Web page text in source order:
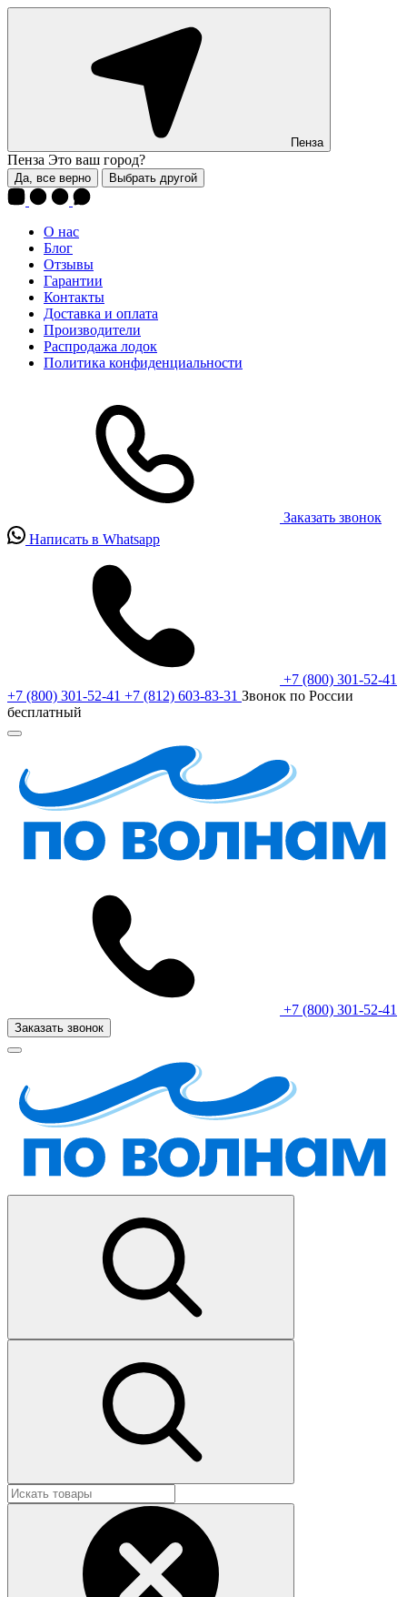
Пенза
Пенза Это ваш город?
Да, все верно Выбрать другой
О нас
Блог
Отзывы
Гарантии
Контакты
Доставка и оплата
Производители
Распродажа лодок
Политика конфиденциальности
Заказать звонок
Написать в Whatsapp
+7 (800) 301-52-41
+7 (800) 301-52-41 +7 (812) 603-83-31 Звонок по России
бесплатный
+7 (800) 301-52-41
Заказать звонок